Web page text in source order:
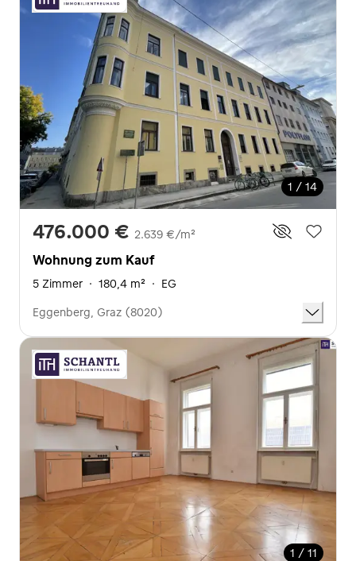
1 / 14
476.000 € 2.639 €/m²
Wohnung zum Kauf
5 Zimmer · 180,4 m² · EG
Eggenberg, Graz (8020)
1 / 11